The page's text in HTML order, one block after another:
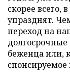
скорее всего,
упразднят.
переход на
беженца или,